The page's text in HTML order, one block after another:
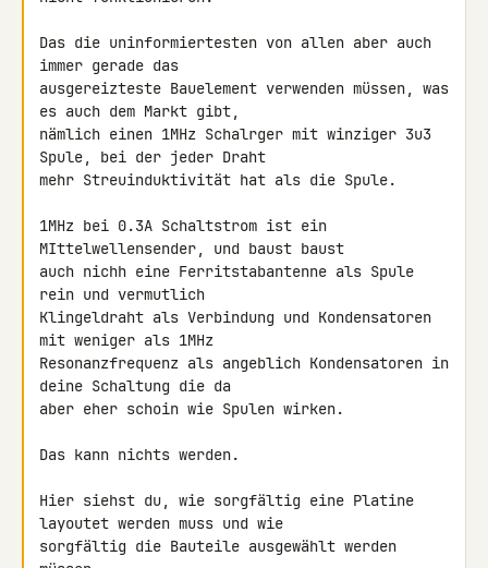
Das die uninformiertesten von allen aber auch
immer gerade das
ausgereizteste Bauelement verwenden müssen, was
es auch dem Markt gibt,
nämlich einen 1MHz Schalrger mit winziger 3u3
Spule, bei der jeder Draht
mehr Streuinduktivität hat als die Spule.
1MHz bei 0.3A Schaltstrom ist ein
MIttelwellensender, und baust baust
auch nichh eine Ferritstabantenne als Spule
rein und vermutlich
Klingeldraht als Verbindung und Kondensatoren
mit weniger als 1MHz
Resonanzfrequenz als angeblich Kondensatoren in
deine Schaltung die da
aber eher schoin wie Spulen wirken.
Das kann nichts werden.
Hier siehst du, wie sorgfältig eine Platine
layoutet werden muss und wie
sorgfältig die Bauteile ausgewählt werden